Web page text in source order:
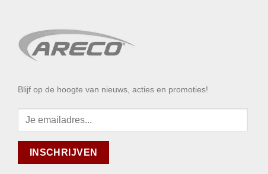
Blijf op de hoogte van nieuws, acties en promoties!